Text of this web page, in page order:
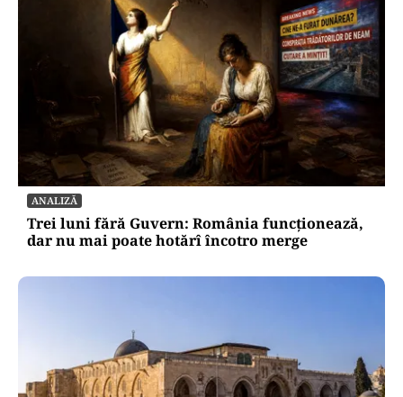
ANALIZĂ
Trei luni fără Guvern: România funcționează,
dar nu mai poate hotărî încotro merge